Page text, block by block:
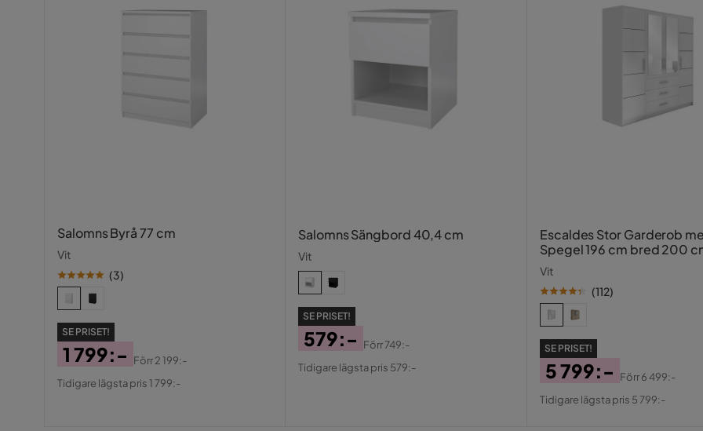
Salomns Byrå 77 cm
Vit
(3)
SE PRISET!
Pris
1 799:-
Original
Förr2 199:-
Tidigare lägsta pris 1 799:-
Salomns Sängbord 40,4 cm
Vit
SE PRISET!
Pris
579:-
Original
Förr749:-
Tidigare lägsta pris 579:-
Escaldes Stor Garderob
Spegel 196 cm bred 200
Vit
(112)
SE PRISET!
Pris
5 799:-
Original
Förr6 499:-
Tidigare lägsta pris 5 799:-